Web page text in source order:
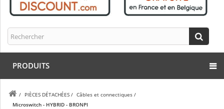
PRODUITS
/ PIÈCES DÉTACHÉES / Câbles et connectiques /
Microswitch - HYBRID - BRONPI